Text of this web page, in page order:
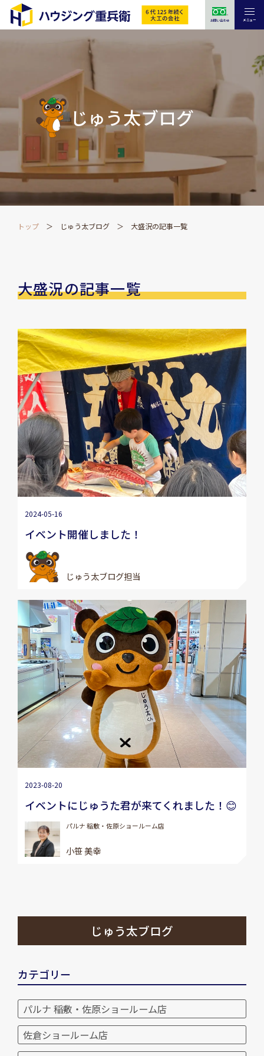
お問い合わせ メニュー
じゅう太ブログ
トップ じゅう太ブログ 大盛況の記事一覧
大盛況の記事一覧
2024-05-16
イベント開催しました！
じゅう太ブログ担当
2023-08-20
イベントにじゅうた君が来てくれました！😊
パルナ 稲敷・佐原ショールーム店
小笹 美幸
じゅう太ブログ
カテゴリー
パルナ 稲敷・佐原ショールーム店
佐倉ショールーム店